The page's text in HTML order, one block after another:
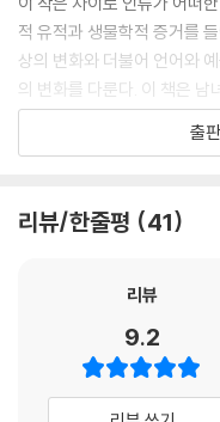
이제 겨우 이해하기 시작했
유인원에게 언어를 가르쳐
실험이다. 아이들이 말을 배
들이 무의식중에 발명했던
이 있음을 알게 될 것이다.
주의 중심이 아니라 수십억이
종과 함께 진화해왔다는 것도
한편, 고고학이 발달하면서
다는 또 다른 신성한 신념마
우리가 더 나은 생활로 내디
적 유적과 생물학적 증거를
상의 변화와 더불어 언어와
의 변화를 다룬다. 이 책은 남
경쟁에 위배되는 인간만의
2 침팬지의 눈으로 봤을 때
인간과 동물을 구분 짓는 문화
언어, 예술, 농업은 인간과
겨난 것인가? 인간의 또 하
기적인 사건이었다. 그러나
에 악의 시초가 되었다고 주
출
리뷰/한줄평 41
리뷰
9.2